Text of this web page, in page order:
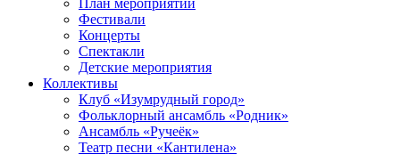
План мероприятий
Фестивали
Концерты
Спектакли
Детские мероприятия
Коллективы
Клуб «Изумрудный город»
Фольклорный ансамбль «Родник»
Ансамбль «Ручеёк»
Театр песни «Кантилена»